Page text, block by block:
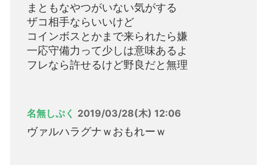
まともなやつがいない気がする
ザコ相手ならいいけど
コインボスとかまで来られたら嫌
一応守備力って少しは意味あるよ
フレなら許せるけど野良だと無理
名無しぷく 2019/03/28(木) 12:06
ヴァルハラグナｗおもれーｗ